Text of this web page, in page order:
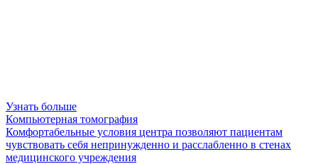
Узнать больше
Компьютерная томография
Комфортабельные условия центра позволяют пациентам
чувствовать себя непринужденно и расслабленно в стенах
медицинского учреждения